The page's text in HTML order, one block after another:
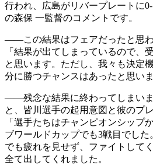
行われ、広島がリバープレートに
の森保 一監督のコメントです。
――この結果はフェアだったと思わ
「結果が出てしまっているので、
と思います。ただし、我々も決定
分に勝つチャンスはあったと思いま
――残念な結果に終わってしまい
と、皆川選手の起用意図と彼のプ
「選手たちはチャンピオンシップ
ブワールドカップでも3戦目でし
でも疲れを見せず、ファイトして
全て出してくれました。